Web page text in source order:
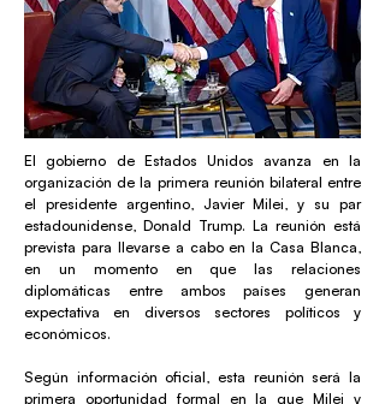
El gobierno de Estados Unidos avanza en la
organización de la primera reunión bilateral entre
el presidente argentino, Javier Milei, y su par
estadounidense, Donald Trump. La reunión está
prevista para llevarse a cabo en la Casa Blanca,
en un momento en que las relaciones
diplomáticas entre ambos países generan
expectativa en diversos sectores políticos y
económicos.
Según información oficial, esta reunión será la
primera oportunidad formal en la que Milei y